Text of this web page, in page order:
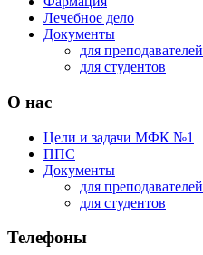
Лечебное дело
Документы
для преподавателей
для студентов
О нас
Цели и задачи МФК №1
ППС
Документы
для преподавателей
для студентов
Телефоны